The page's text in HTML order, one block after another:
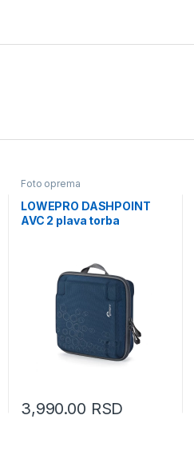
Foto oprema
LOWEPRO DASHPOINT
AVC 2 plava torba
3,990.00 RSD